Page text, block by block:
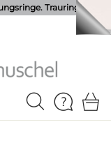
Trauringe.